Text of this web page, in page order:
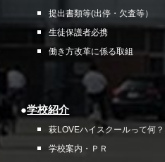
提出書類等(出停・欠査等）
生徒保護者必携
働き方改革に係る取組
●学校紹介
萩LOVEハイスクールって何？
学校案内・ＰＲ